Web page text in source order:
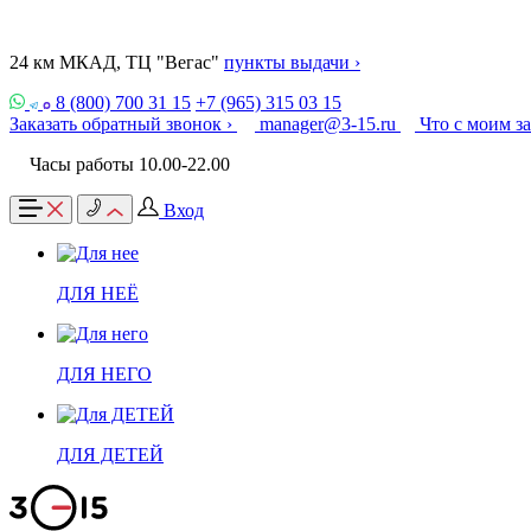
24 км МКАД, ТЦ "Вегас" пункты выдачи ›
8 (800) 700 31 15 +7 (965) 315 03 15
Заказать обратный звонок ›
manager@3-15.ru
Что с моим
Часы работы 10.00-22.00
Вход
ДЛЯ НЕЁ
ДЛЯ НЕГО
ДЛЯ ДЕТЕЙ